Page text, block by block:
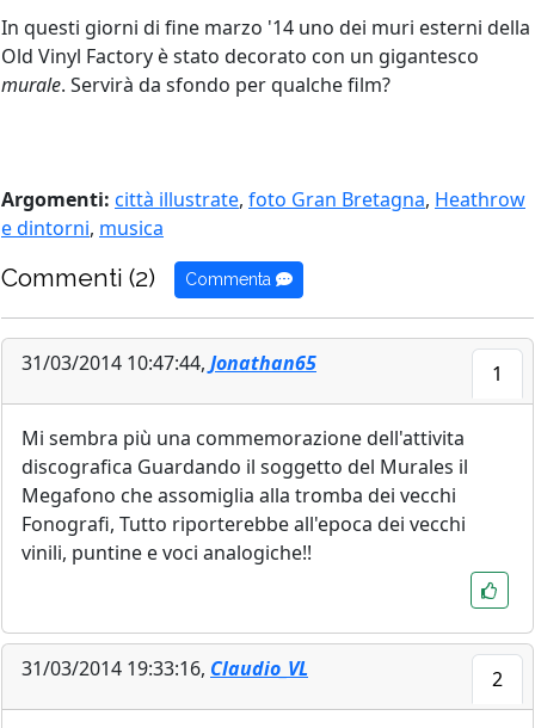
In questi giorni di fine marzo '14 uno dei muri esterni della
Old Vinyl Factory è stato decorato con un gigantesco
murale. Servirà da sfondo per qualche film?
Argomenti: città illustrate, foto Gran Bretagna, Heathrow
e dintorni, musica
Commenti (2) Commenta
31/03/2014 10:47:44, Jonathan65 1
Mi sembra più una commemorazione dell'attivita
discografica Guardando il soggetto del Murales il
Megafono che assomiglia alla tromba dei vecchi
Fonografi, Tutto riporterebbe all'epoca dei vecchi
vinili, puntine e voci analogiche!!
31/03/2014 19:33:16, Claudio_VL 2